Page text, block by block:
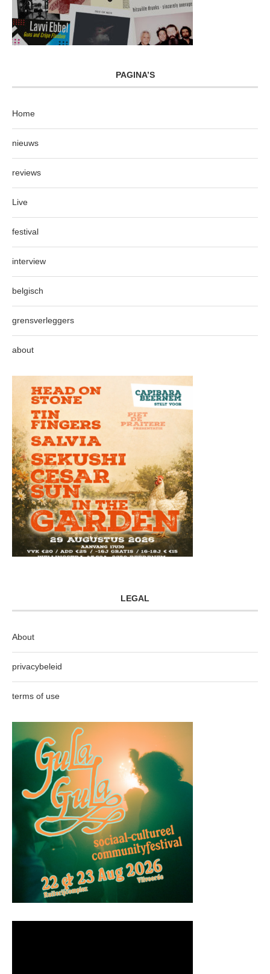
PAGINA’S
Home
nieuws
reviews
Live
festival
interview
belgisch
grensverleggers
about
LEGAL
About
privacybeleid
terms of use